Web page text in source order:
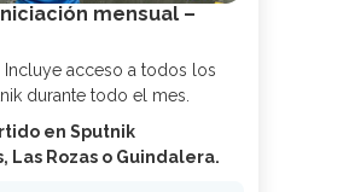
mensual –
Incluye acceso a todos los
durante todo el mes.
en Sputnik
Las Rozas o Guindalera.